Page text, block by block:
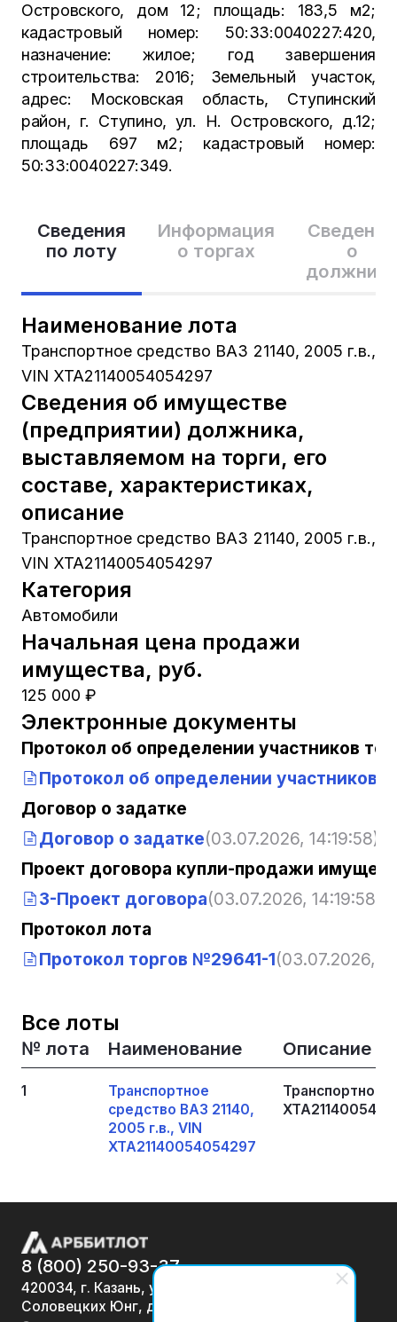
Сведения
по лоту
Информация
о торгах
Сведения
о
Наименование лота
Транспортное средство ВАЗ 21140, 2005 г.в.,
VIN XTA21140054054297
Сведения об имуществе
(предприятии) должника,
выставляемом на торги, его
составе, характеристиках,
описание
Транспортное средство ВАЗ 21140, 2005 г.в.,
VIN XTA21140054054297
Категория
Автомобили
Начальная цена продажи
имущества, руб.
125 000 ₽
Электронные документы
Протокол об определении участников
Протокол об определении участников
Договор о задатке
Договор о задатке(03.07.2026, 14:19:58)
Проект договора купли-продажи
3-Проект договора(03.07.2026, 14:19:58)
Протокол лота
Протокол торгов №29641-1(03.07.2026,
Все лоты
№ лота Наименование Описание
1
Транспортное
средство ВАЗ 21140,
2005 г.в., VIN
XTA21140054054297
Транспортное
Островского, дом 12; площадь: 183,5 м2;
кадастровый номер: 50:33:0040227:420,
назначение: жилое; год завершения
строительства: 2016; Земельный участок,
адрес: Московская область, Ступинский
район, г. Ступино, ул. Н. Островского, д.12;
площадь 697 м2; кадастровый номер:
50:33:0040227:349.
8 (800) 250-93-37
420034, г. Казань, ул.
Соловецких Юнг, д. 7